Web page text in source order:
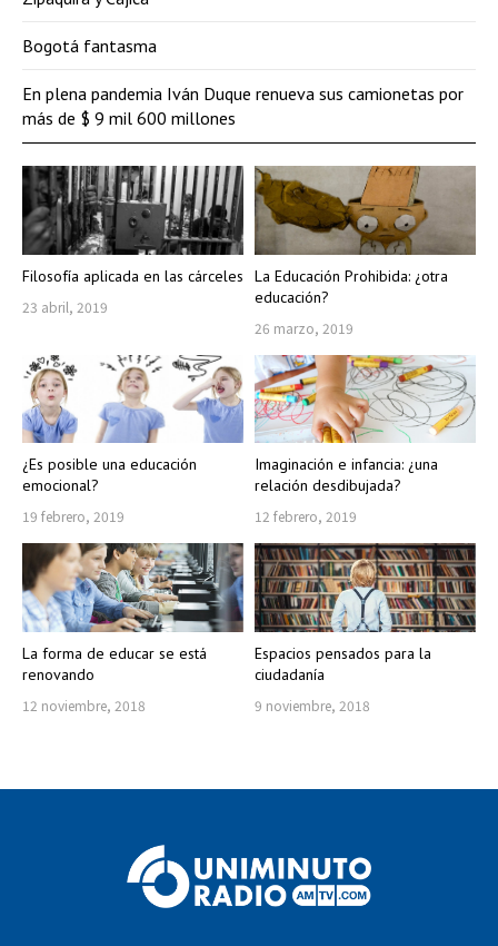
Filosofía aplicada en las cárceles
23 abril, 2019
La Educación Prohibida: ¿otra
educación?
26 marzo, 2019
¿Es posible una educación
emocional?
19 febrero, 2019
Imaginación e infancia: ¿una
relación desdibujada?
12 febrero, 2019
La forma de educar se está
renovando
12 noviembre, 2018
Espacios pensados para la
ciudadanía
9 noviembre, 2018
Bogotá fantasma
En plena pandemia Iván Duque renueva sus camionetas por
más de $ 9 mil 600 millones